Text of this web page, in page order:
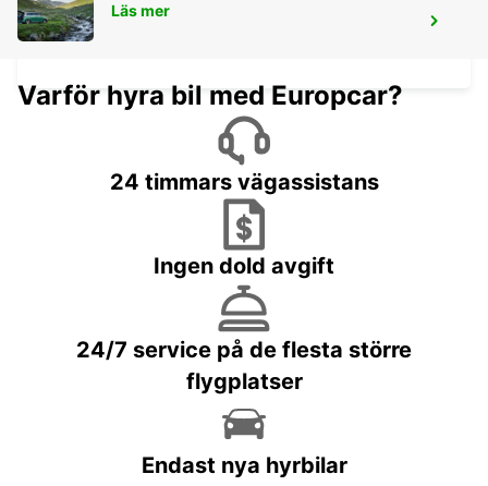
ZURICH, SEEFELD
Läs mer
Varför hyra bil med Europcar?
24 timmars vägassistans
Ingen dold avgift
24/7 service på de flesta större
flygplatser
Endast nya hyrbilar